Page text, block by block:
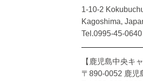
1-10-2
Kagoshima,
Tel.0995-45-
【鹿児島中央キ
〒890-0052 鹿児